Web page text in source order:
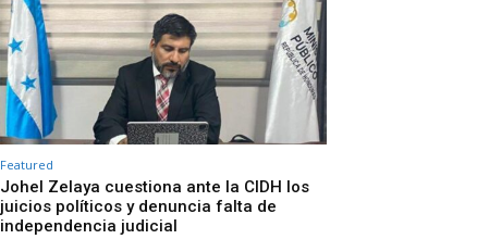
Featured
Johel Zelaya cuestiona ante la CIDH los
juicios políticos y denuncia falta de
independencia judicial